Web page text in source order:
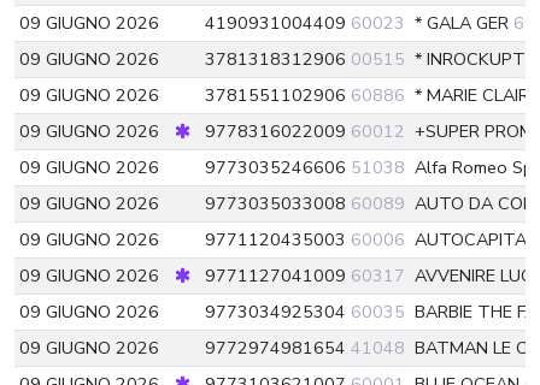
09 GIUGNO 2026
4190931004409 60023 * GALA GER
09 GIUGNO 2026
3781318312906 00515 *
09 GIUGNO 2026
3781551102906 60886 * MARIE
09 GIUGNO 2026
9778316022009 60012 +SUPER
09 GIUGNO 2026
9773035246606 51038 Alfa Romeo
09 GIUGNO 2026
9773035033008 60089 AUTO DA
09 GIUGNO 2026
9771120435003 60006 AUTOCAPITAL
09 GIUGNO 2026
9771127041009 60317 AVVENIRE
09 GIUGNO 2026
9773034925304 60035 BARBIE THE
09 GIUGNO 2026
9772974981654 41048 BATMAN LE